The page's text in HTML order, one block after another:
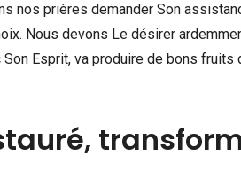
nos prières demander Son
Nous devons Le désirer
Son Esprit, va produire de bons